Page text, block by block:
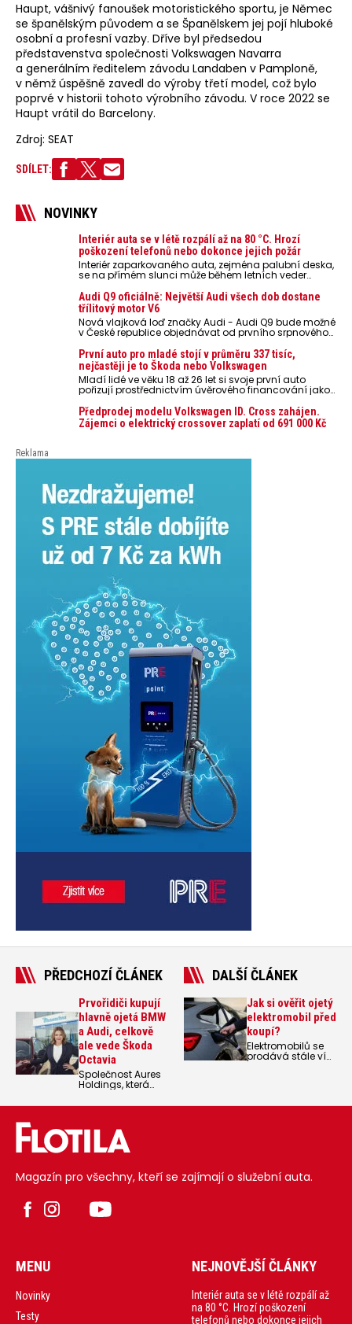
Haupt, vášnivý fanoušek motoristického sportu, je Němec
se španělským původem a se Španělskem jej pojí hluboké
osobní a profesní vazby. Dříve byl předsedou
představenstva společnosti Volkswagen Navarra
a generálním ředitelem závodu Landaben v Pamploně,
v němž úspěšně zavedl do výroby třetí model, což bylo
poprvé v historii tohoto výrobního závodu. V roce 2022 se
Haupt vrátil do Barcelony.
Zdroj: SEAT
SDÍLET:
NOVINKY
Interiér auta se v létě rozpálí až na 80 °C. Hrozí
poškození telefonů nebo dokonce jejich požár
Interiér zaparkovaného auta, zejména palubní deska,
se na přímém slunci může během letních veder
nebezpečí pro odložené mobilní telefony, powerbanky
nebo notebooky. Můžou urychlit stárnutí baterií,
poškodit elektroniku a ve výjimečných případech i
zvýšit riziko požáru.
Audi Q9 oficiálně: Největší Audi všech dob dostane
třílitový motor V6
Nová vlajková loď značky Audi - Audi Q9 bude možné
v České republice objednávat od prvního srpnového
První auto pro mladé stojí v průměru 337 tisíc,
nejčastěji je to Škoda nebo Volkswagen
Mladí lidé ve věku 18 až 26 let si svoje první auto
pořizují prostřednictvím úvěrového financování jako
auto. Průměrná pořizovací cena vozu dosahuje 337
tisíc korun a průměrná financovaná částka
přesahuje 251 tisíc korun. Vyplývá to z dat Leasingu
Předprodej modelu Volkswagen ID. Cross zahájen.
Zájemci o elektrický crossover zaplatí od 691 000 Kč
Reklama
PŘEDCHOZÍ ČLÁNEK
Prvořidiči kupují
hlavně ojetá BMW
a Audi, celkově
ale vede Škoda
Octavia
Společnost Aures
Holdings, která
prodejců ojetých
poloviny roku 2024
téměř
zdvojnásobila
zákazníků, kteří si
pořizují své první
prvořidiči dávají
stále častěji
DALŠÍ ČLÁNEK
Jak si ověřit ojetý
elektromobil před
koupí?
Elektromobilů se
prodává stále víc
ověřit ojetý
Magazín pro všechny, kteří se zajímají o služební auta.
MENU
Novinky
Testy
NEJNOVĚJŠÍ ČLÁNKY
Interiér auta se v létě rozpálí až
na 80 °C. Hrozí poškození
telefonů nebo dokonce jejich